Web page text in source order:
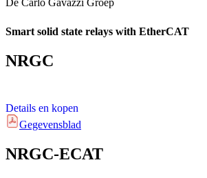
Smart solid state relays with EtherCAT
NRGC
Details en kopen
Gegevensblad
NRGC-ECAT